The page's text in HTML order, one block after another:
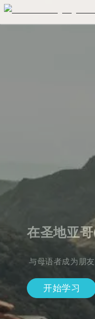
在圣地亚
与母语者成为朋
开始学习